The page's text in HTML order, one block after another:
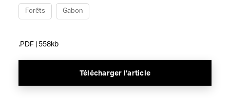
Forêts Gabon
.PDF | 558kb
Télécharger l’article